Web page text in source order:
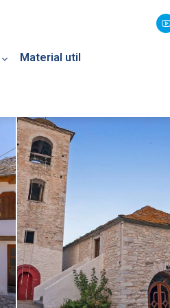
Material util